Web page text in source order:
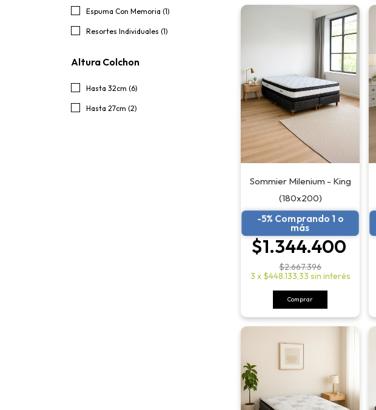
Espuma Con Memoria (1)
Resortes Individuales (1)
Altura Colchon
Hasta 32cm (6)
Hasta 27cm (2)
Sommier Milenium - King
(180x200)
-5% Comprando 1 o
más
$1.344.400
$2.667.396
3 x $448.133,33 sin interés